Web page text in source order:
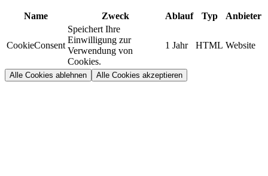
Name Zweck Ablauf Typ Anbieter
CookieConsent
Speichert Ihre
Einwilligung zur
Verwendung von
Cookies.
1 Jahr HTML Website
Alle Cookies ablehnen Alle Cookies akzeptieren